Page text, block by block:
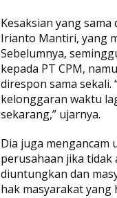
P
A
N
E
G
S
I
A
I
Kesaksian yang
Irianto Mantiri, yang
Sebelumnya,
kepada PT CPM,
direspon sama
kelonggaran waktu
sekarang,” ujarnya.
Dia juga mengancam
perusahaan jika tidak
diuntungkan dan
hak masyarakat yang